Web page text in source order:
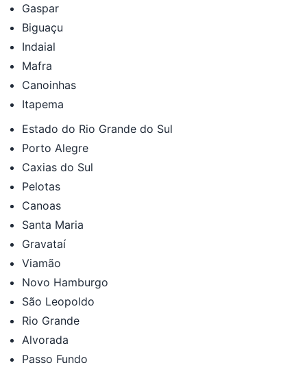
Gaspar
Biguaçu
Indaial
Mafra
Canoinhas
Itapema
Estado do Rio Grande do Sul
Porto Alegre
Caxias do Sul
Pelotas
Canoas
Santa Maria
Gravataí
Viamão
Novo Hamburgo
São Leopoldo
Rio Grande
Alvorada
Passo Fundo